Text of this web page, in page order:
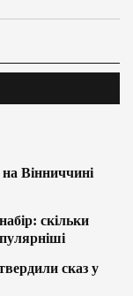
Вінниччині
скільки
сказ у